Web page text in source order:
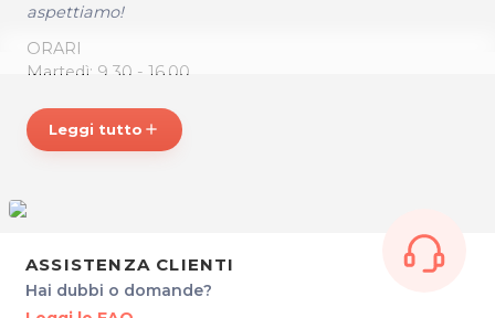
aspettiamo!
ORARI
Martedì: 9.30 - 16.00
Giovedì: 11.00 - 20.00
Venerdì: 09.00 - 18.00
33044 Manzano (UD)
Tel. 334/7496307
Leggi tutto add
ASSISTENZA CLIENTI
Hai dubbi o domande?